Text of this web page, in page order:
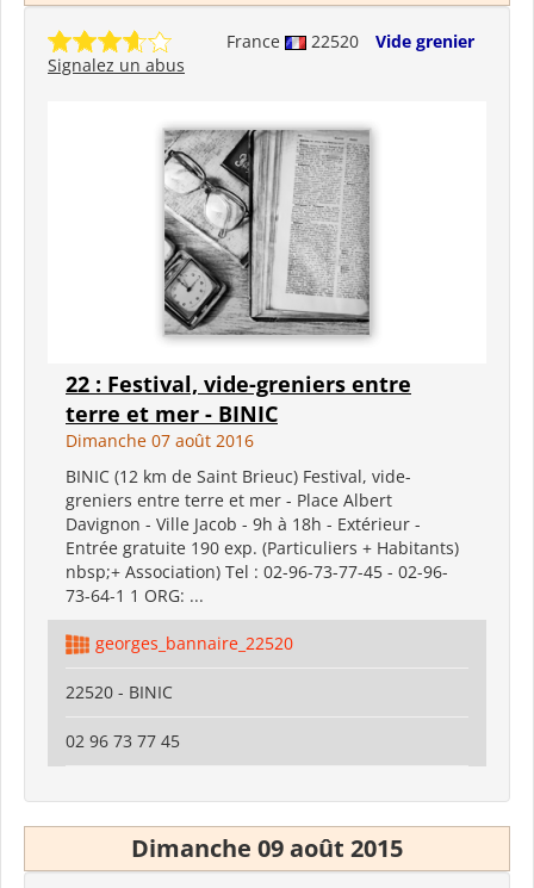
France 22520
Vide grenier
Signalez un abus
22 : Festival, vide-greniers entre
terre et mer - BINIC
Dimanche 07 août 2016
BINIC (12 km de Saint Brieuc) Festival, vide-
greniers entre terre et mer - Place Albert
Davignon - Ville Jacob - 9h à 18h - Extérieur -
Entrée gratuite 190 exp. (Particuliers + Habitants)
nbsp;+ Association) Tel : 02-96-73-77-45 - 02-96-
73-64-1 1 ORG: ...
georges_bannaire_22520
22520 - BINIC
02 96 73 77 45
Dimanche 09 août 2015